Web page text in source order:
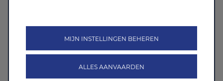
MIJN INSTELLINGEN BEHEREN
ALLES AANVAARDEN